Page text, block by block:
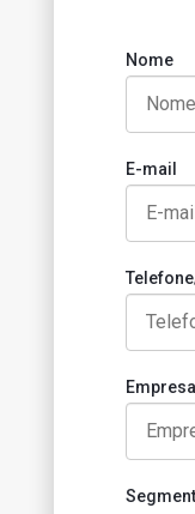
Nome
E-mail
Empresa